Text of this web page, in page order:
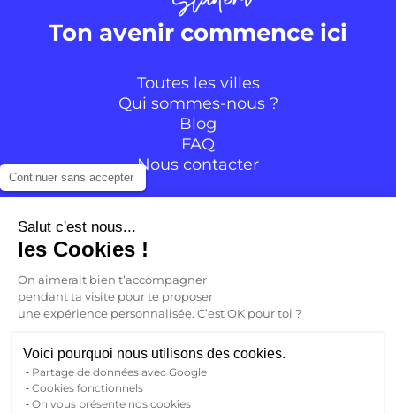
Ton avenir commence ici
Toutes les villes
Qui sommes-nous ?
Blog
FAQ
Nous contacter
FR
Continuer sans accepter
Salut c'est nous...
les Cookies !
On aimerait bien t’accompagner
pendant ta visite pour te proposer
une expérience personnalisée. C’est OK pour toi ?
Voici pourquoi nous utilisons des cookies.
Partage de données avec Google
Cookies fonctionnels
On vous présente nos cookies